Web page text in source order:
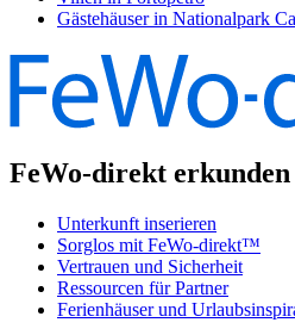
Gästehäuser in Nationalpark
FeWo-direkt erkunden
Unterkunft inserieren
Sorglos mit FeWo-direkt™
Vertrauen und Sicherheit
Ressourcen für Partner
Ferienhäuser und